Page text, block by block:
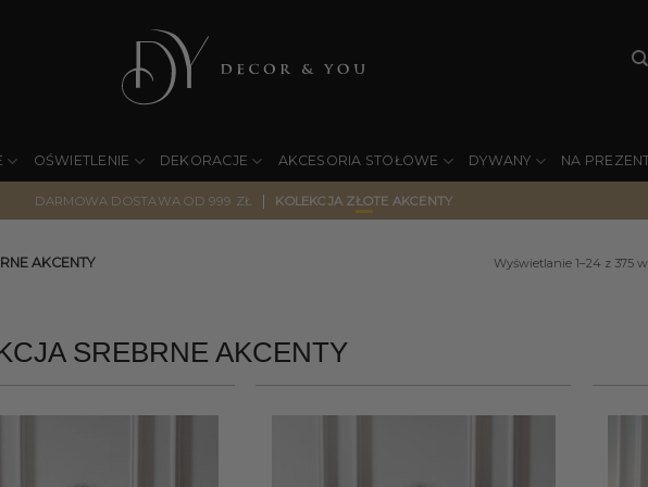
OŚWIETLENIE DEKORACJE AKCESORIA STOŁOWE DYWANY NA
DARMOWA DOSTAWA OD 999 ZŁ | KOLEKCJA ZŁOTE AKCENTY
AKCENTY Wyświetlanie 1–24 z 375
SREBRNE AKCENTY